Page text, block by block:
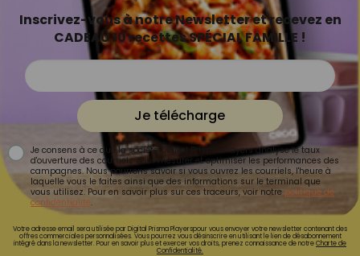
Inscrivez-vous à notre Newsletter et recevez en
CADEAU 10 recettes SPÉCIAL FAMILLE !
Je télécharge
Je consens à ce que la société Digital Prisma Players analyse le taux
d'ouverture des courriels pour mesurer et optimiser les performances des
campagnes. Nous pourrons savoir si vous ouvrez les courriels, l'heure à
laquelle vous le faites ainsi que des informations sur le terminal que
vous utilisez. Pour en savoir plus sur ces traceurs, voir notre politique de
confidentialité.
Votre adresse email sera utilisée par Digital Prisma Playerspour vous envoyer votre newsletter contenant des
offres commerciales personnalisées. Vous pourrez vous désinscrire en utilisant le lien de désabonnement
intégré dans la newsletter. Pour en savoir plus et exercer vos droits, prenez connaissance de notreCharte de
Confidentialité.